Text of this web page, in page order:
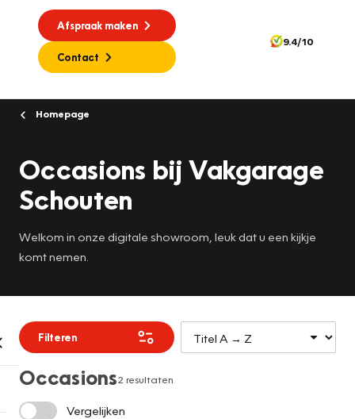
Afspraak maken
Contact
9.4/10
Homepage
Occasions bij Vakgarage
Schouten
Welkom in onze digitale showroom, leuk dat u een kijkje
komt nemen.
Filteren
Occasions2 resultaten
Vergelijken